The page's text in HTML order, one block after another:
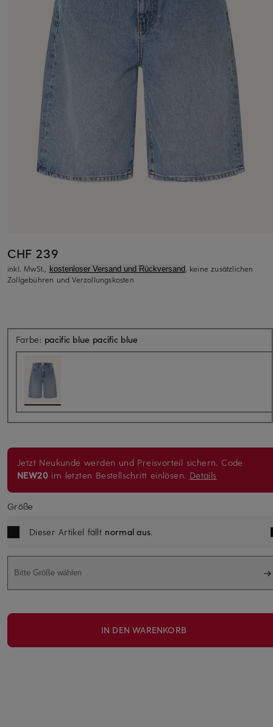
CHF 239
inkl. MwSt., kostenloser Versand und Rückversand, keine zusätzlichen
Zollgebühren und Verzollungskosten
Farbe: pacific blue pacific blue
Jetzt Neukunde werden und Preisvorteil sichern. Code
NEW20 im letzten Bestellschritt einlösen. Details
Größe
Dieser Artikel fällt normal aus.
Bitte Größe wählen
IN DEN WARENKORB